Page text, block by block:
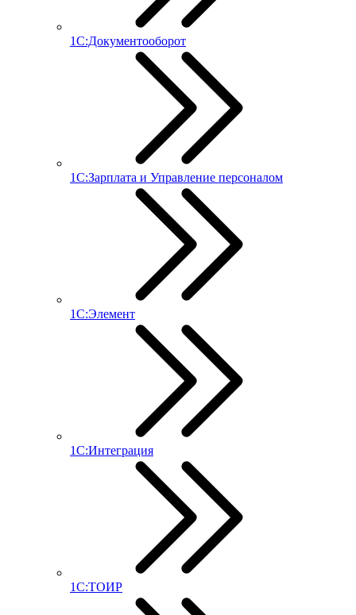
1С:Документооборот
1С:Зарплата и Управление персоналом
1С:Элемент
1С:Интеграция
1С:ТОИР